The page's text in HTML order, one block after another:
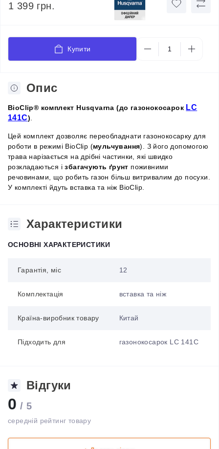
1 399 грн.
Купити
Опис
BioClip® комплект Husqvarna (до газонокосарок LC
141C)
Цей комплект дозволяє переобладнати газонокосарку для
роботи в режимі BioClip (мульчування). З його допомогою
трава нарізається на дрібні частинки, які швидко
розкладаються ізбагачують ґрунт поживними
речовинами, що робить газон більш витривалим до посухи.
У комплекті йдуть вставка та ніж BioClip.
Характеристики
ОСНОВНІ ХАРАКТЕРИСТИКИ
Гарантія, міс 12
Комплектація вставка та ніж
Країна-виробник товару Китай
Підходить для газонокосарок LC 141C
Відгуки
0 / 5
середній рейтинг товару